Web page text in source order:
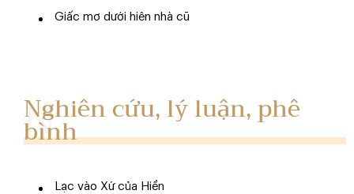
Giấc mơ dưới hiên nhà cũ
Nghiên cứu, lý luận, phê
bình
Lạc vào Xứ của Hiền